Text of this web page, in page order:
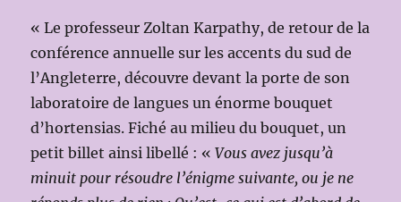
« Le professeur Zoltan Karpathy, de retour de la
conférence annuelle sur les accents du sud de
l’Angleterre, découvre devant la porte de son
laboratoire de langues un énorme bouquet
d’hortensias. Fiché au milieu du bouquet, un
petit billet ainsi libellé : «Vous avez jusqu’à
minuit pour résoudre l’énigme suivante, ou je ne